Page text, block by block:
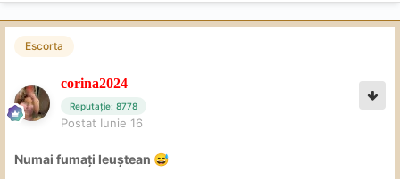
Escorta
corina2024
Reputație: 8778
Postat Iunie 16
Numai fumați leuștean 😅